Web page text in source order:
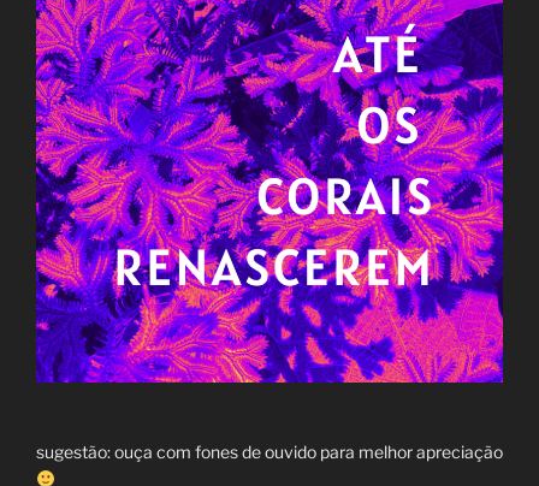
sugestão: ouça com fones de ouvido para melhor apreciação